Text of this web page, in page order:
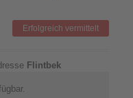
Erfolgreich vermittelt
Flintbek